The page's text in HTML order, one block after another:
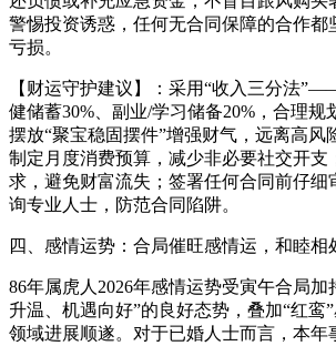
警惕投资诱惑，任何无合同保障的合作都
亏损。
【财运守护建议】：采用“收入三分法
健储蓄30%、副业/学习储备20%，合理规
摆放“聚宝稳固摆件”增强财气，远离高风
制定月度消费预算，减少非必要社交开支
求，避免财富流失；签署任何合同前仔细
询专业人士，防范合同陷阱。
四、感情运势：合局催旺感情运，和睦相
86年属虎人2026年感情运势受寅午合局加
升温、机遇向好”的良好态势，叠加“红鸾
领域进展顺遂。对于已婚人士而言，本年